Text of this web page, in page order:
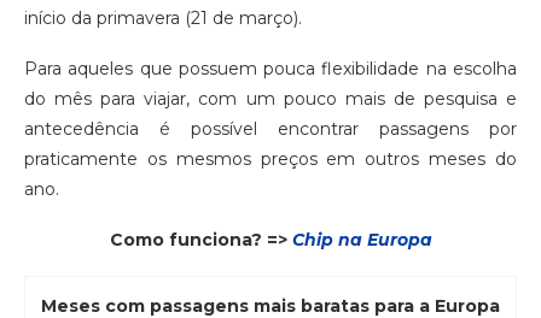
início da primavera (21 de março).
Para aqueles que possuem pouca flexibilidade na escolha
do mês para viajar, com um pouco mais de pesquisa e
antecedência é possível encontrar passagens por
praticamente os mesmos preços em outros meses do
ano.
Como funciona? => Chip na Europa
Meses com passagens mais baratas para a Europa